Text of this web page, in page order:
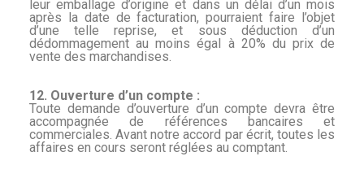
leur emballage d’origine et dans un délai d’un mois
après la date de facturation, pourraient faire l’objet
d’une telle reprise, et sous déduction d’un
dédommagement au moins égal à 20% du prix de
vente des marchandises.
12. Ouverture d’un compte :
Toute demande d’ouverture d’un compte devra être
accompagnée de références bancaires et
commerciales. Avant notre accord par écrit, toutes les
affaires en cours seront réglées au comptant.